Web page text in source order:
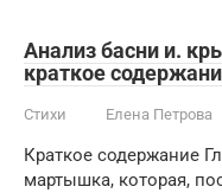
Анализ басни и.
краткое
Стихи Елена Петрова
Краткое содержание
мартышка, которая,